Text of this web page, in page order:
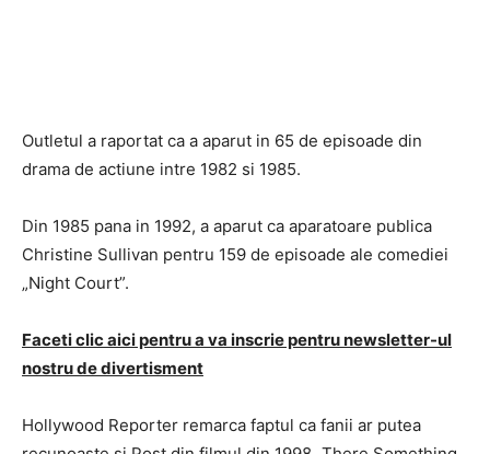
Outletul a raportat ca a aparut in 65 de episoade din
drama de actiune intre 1982 si 1985.
Din 1985 pana in 1992, a aparut ca aparatoare publica
Christine Sullivan pentru 159 de episoade ale comediei
„Night Court”.
Faceti clic aici pentru a va inscrie pentru newsletter-ul
nostru de divertisment
Hollywood Reporter remarca faptul ca fanii ar putea